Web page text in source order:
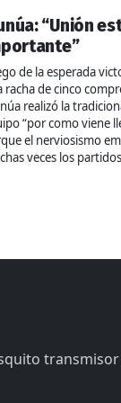
“Unión
de la esperada
racha de cinco
realizó la
“por como viene
el nerviosismo
veces los
transmisor